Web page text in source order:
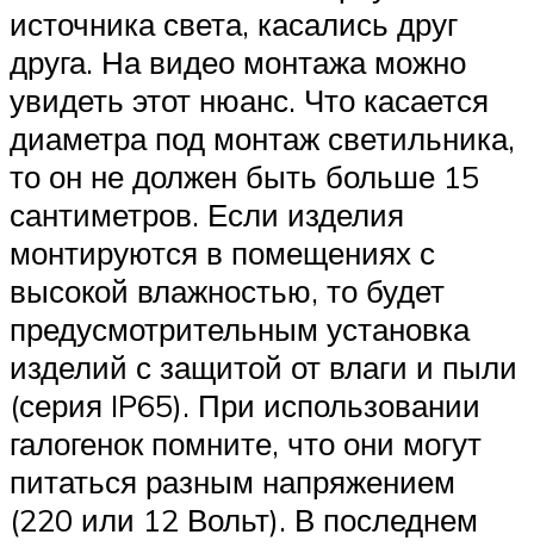
источника света, касались друг
друга. На видео монтажа можно
увидеть этот нюанс. Что касается
диаметра под монтаж светильника,
то он не должен быть больше 15
сантиметров. Если изделия
монтируются в помещениях с
высокой влажностью, то будет
предусмотрительным установка
изделий с защитой от влаги и пыли
(серия IP65). При использовании
галогенок помните, что они могут
питаться разным напряжением
(220 или 12 Вольт). В последнем